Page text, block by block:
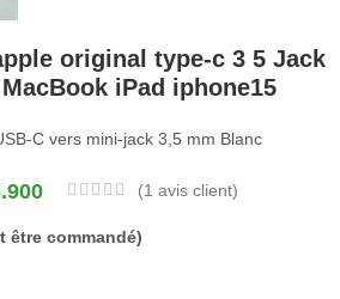
original type-c 3 5 Jack
iPad iphone15
C vers mini-jack 3,5 mm Blanc
(1 avis client)
être commandé)